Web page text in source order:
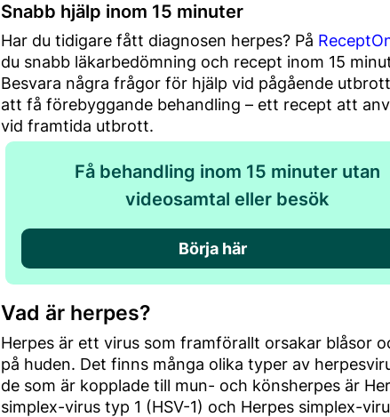
Snabb hjälp inom 15 minuter
Har du tidigare fått diagnosen herpes? På
du snabb läkarbedömning och recept inom 15
Besvara några frågor för hjälp vid pågående
att få förebyggande behandling – ett recept att
vid framtida utbrott.
Få behandling inom 15 minuter utan
videosamtal eller besök
Börja här
Vad är herpes?
Herpes är ett virus som framförallt orsakar blåsor
på huden. Det finns många olika typer av
de som är kopplade till mun- och könsherpes är
simplex-virus typ 1 (HSV-1) och Herpes simplex-